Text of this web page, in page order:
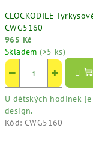
CLOCKODILE
CWG5160
965 Kč
Skladem (>5 ks)
+
−
U dětských hodinek
design.
Kód: CWG5160